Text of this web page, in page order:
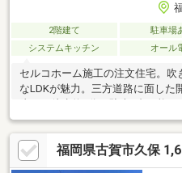
2階建て 駐車場
システムキッチン
オール
セルコホーム施工の注文住宅。吹
なLDKが魅力。三方道路に面した
らしにもおすすめです。〇三方
東側・西側の三方道路で、・陽
確保しやすい好立地条件。〇福間
の福間海岸が徒歩圏内。海辺の
福岡県古賀市久保